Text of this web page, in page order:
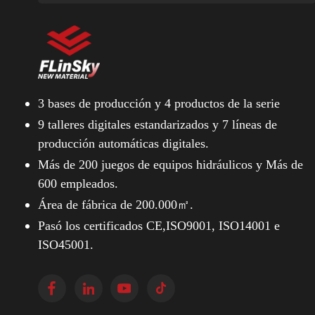
3 bases de producción y 4 productos de la serie
9 talleres digitales estandarizados y 7 líneas de
producción automáticas digitales.
Más de 200 juegos de equipos hidráulicos y Más de
600 empleados.
Área de fábrica de 200.000㎡.
Pasó los certificados CE,ISO9001, ISO14001 e
ISO45001.